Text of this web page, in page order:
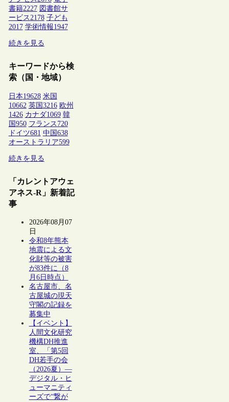
書籍2227 図書館サ
ービス2178 子ども
2017 学術情報1947
続きを見る
キーワードから検
索（国・地域）
日本19628 米国
10662 英国3216 欧州
1426 カナダ1069 韓
国950 フランス 720
ドイツ681 中国638
オーストラリア599
続きを見る
「カレントアウェ
アネス-R」新着記
事
2026年08月07
日
令和8年熊本
地震による文
化財等の被害
が83件に（8
月6日時点）
名古屋市、名
古屋城の現天
守閣の記録を
募集中
【イベント】
人間文化研究
機構DH推進
室、「第5回
DH若手の会
（2026夏）―
デジタル・ヒ
ューマニティ
ーズで“繋が